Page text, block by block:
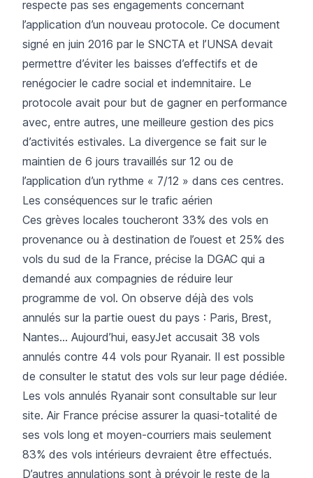
respecte pas ses engagements concernant
l’application d’un nouveau protocole. Ce document
signé en juin 2016 par le SNCTA et l’UNSA devait
permettre d’éviter les baisses d’effectifs et de
renégocier le cadre social et indemnitaire. Le
protocole avait pour but de gagner en performance
avec, entre autres, une meilleure gestion des pics
d’activités estivales. La divergence se fait sur le
maintien de 6 jours travaillés sur 12 ou de
l’application d’un rythme « 7/12 » dans ces centres.
Les conséquences sur le trafic aérien
Ces grèves locales toucheront 33% des vols en
provenance ou à destination de l’ouest et 25% des
vols du sud de la France, précise la DGAC qui a
demandé aux compagnies de réduire leur
programme de vol. On observe déjà des vols
annulés sur la partie ouest du pays : Paris, Brest,
Nantes... Aujourd’hui, easyJet accusait 38 vols
annulés contre 44 vols pour Ryanair. Il est possible
de consulter le statut des vols sur leur page dédiée.
Les vols annulés Ryanair sont consultable sur leur
site. Air France précise assurer la quasi-totalité de
ses vols long et moyen-courriers mais seulement
83% des vols intérieurs devraient être effectués.
D’autres annulations sont à prévoir le reste de la